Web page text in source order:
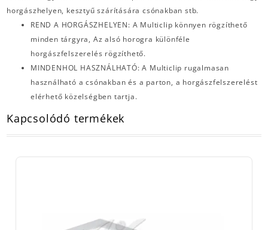
horgászhelyen, kesztyű szárítására csónakban stb.
REND A HORGÁSZHELYEN: A Multiclip könnyen rögzíthető
minden tárgyra, Az alsó horogra különféle
horgászfelszerelés rögzíthető.
MINDENHOL HASZNÁLHATÓ: A Multiclip rugalmasan
használható a csónakban és a parton, a horgászfelszerelést
elérhető közelségben tartja.
Kapcsolódó termékek